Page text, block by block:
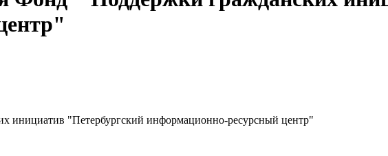
инициатив "Петербургский информационно-ресурсный центр"